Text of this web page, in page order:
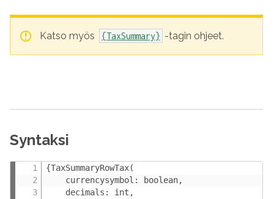
Katso myös {TaxSummary} -tagin ohjeet.
Syntaksi
{TaxSummaryRowTax(
    currencysymbol: boolean,
    decimals: int,